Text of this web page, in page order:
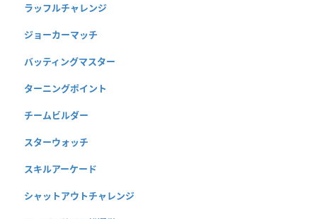
ラッフルチャレンジ
ジョーカーマッチ
バッティングマスター
ターニングポイント
チームビルダー
スターウォッチ
スキルアーケード
シャットアウトチャレンジ